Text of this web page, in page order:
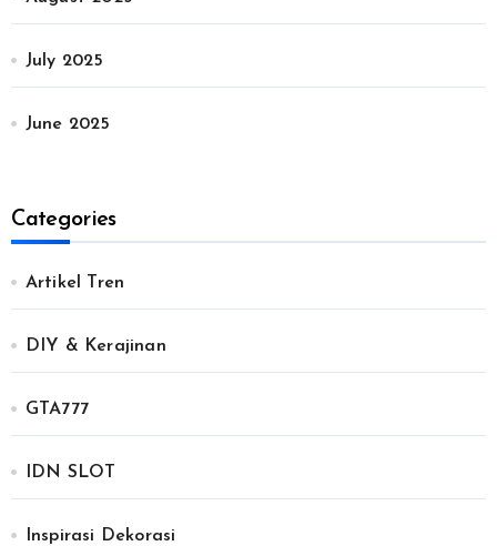
July 2025
June 2025
Categories
Artikel Tren
DIY & Kerajinan
GTA777
IDN SLOT
Inspirasi Dekorasi